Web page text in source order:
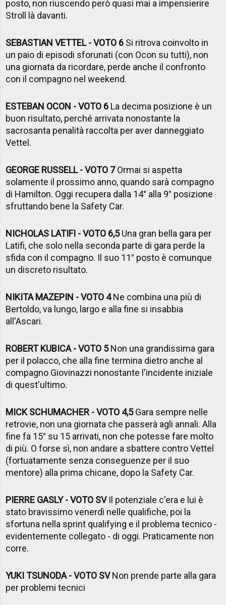
posto, non riuscendo però quasi mai a impensierire
Stroll là davanti.
SEBASTIAN VETTEL - VOTO 6 Si ritrova coinvolto in
un paio di episodi sforunati (con Ocon su tutti), non
una giornata da ricordare, perde anche il confronto
con il compagno nel weekend.
ESTEBAN OCON - VOTO 6 La decima posizione è un
buon risultato, perché arrivata nonostante la
sacrosanta penalità raccolta per aver danneggiato
Vettel.
GEORGE RUSSELL - VOTO 7Ormai si aspetta
solamente il prossimo anno, quando sarà compagno
di Hamilton. Oggi recupera dalla 14° alla 9° posizione
sfruttando bene la Safety Car.
NICHOLAS LATIFI - VOTO 6,5Una gran bella gara per
Latifi, che solo nella seconda parte di gara perde la
sfida con il compagno. Il suo 11° posto è comunque
un discreto risultato.
NIKITA MAZEPIN - VOTO 4Ne combina una più di
Bertoldo, va lungo, largo e alla fine si insabbia
all'Ascari.
ROBERT KUBICA - VOTO 5Non una grandissima gara
per il polacco, che alla fine termina dietro anche al
compagno Giovinazzi nonostante l'incidente iniziale
di quest'ultimo.
MICK SCHUMACHER - VOTO 4,5Gara sempre nelle
retrovie, non una giornata che passerà agli annali. Alla
fine fa 15° su 15 arrivati, non che potesse fare molto
di più. O forse sì, non andare a sbattere contro Vettel
(fortuatamente senza conseguenze per il suo
mentore) alla prima chicane, dopo la Safety Car.
PIERRE GASLY - VOTO SVIl potenziale c'era e lui è
stato bravissimo venerdì nelle qualifiche, poi la
sfortuna nella sprint qualifying e il problema tecnico -
evidentemente collegato - di oggi. Praticamente non
corre.
YUKI TSUNODA - VOTO SVNon prende parte alla gara
per problemi tecnici